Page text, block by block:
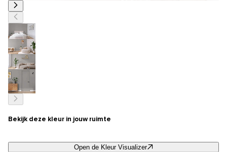
Bekijk deze kleur in jouw ruimte
Open de Kleur Visualizer